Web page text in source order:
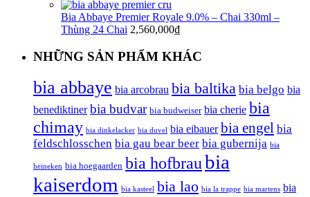
Bia Abbaye Premier Royale 9.0% – Chai 330ml –
Thùng 24 Chai 2,560,000₫
NHỮNG SẢN PHẨM KHÁC
bia abbaye bia arcobrau bia baltika bia belgo bia
benediktiner bia budvar bia budweiser bia cherie bia
chimay bia dinkelacker bia duvel bia eibauer bia engel bia
feldschlosschen bia gau bear beer bia gubernija bia
heineken bia hoegaarden bia hofbraubia
kaiserdom bia kasteel bia lao bia la trappe bia martens bia